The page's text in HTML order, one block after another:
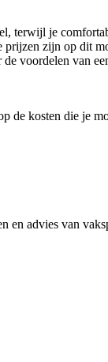
terwijl je
prijzen zijn op dit
voordelen van
de kosten die je
en advies van